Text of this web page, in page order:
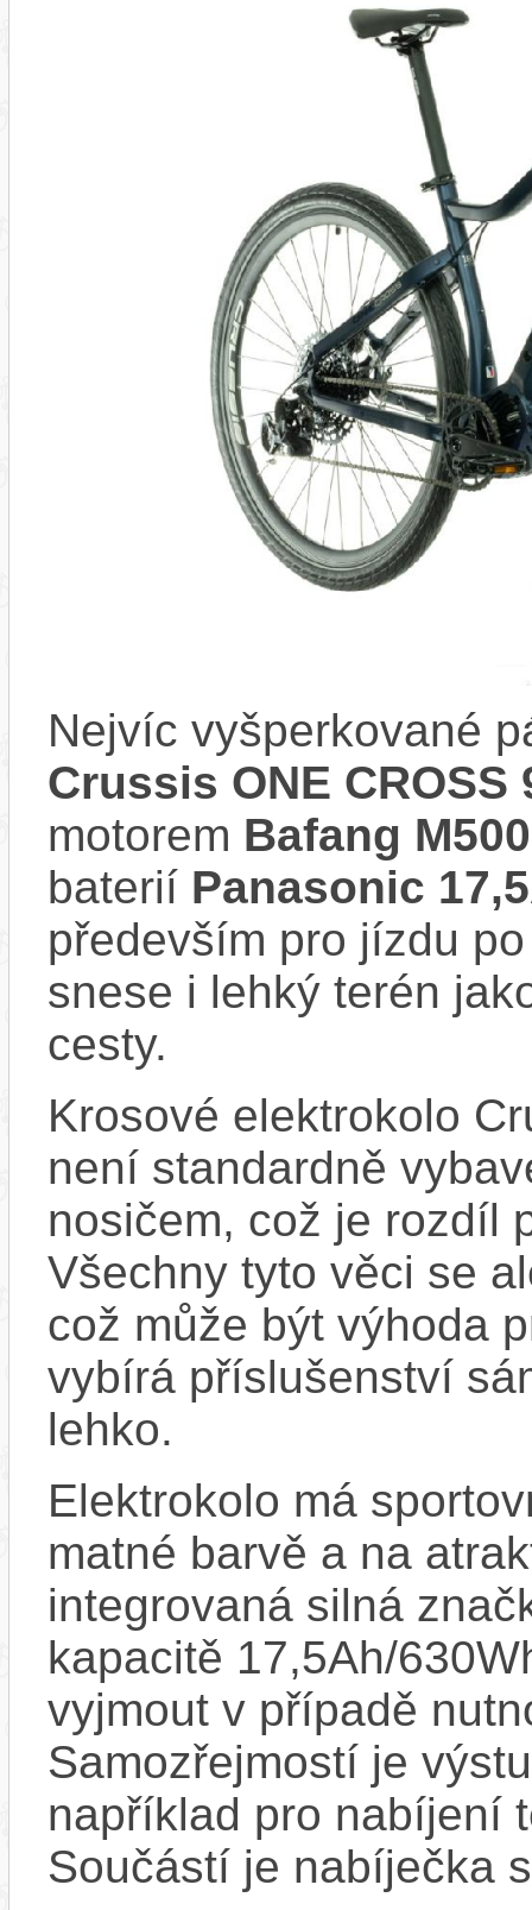
Nejvíc vyšperkované
Crussis ONE CROSS
motorem Bafang
baterií Panasonic
především pro jízdu
snese i lehký terén
cesty.
Krosové elektrokolo
není standardně
nosičem, což je rozdíl
Všechny tyto věci se
což může být výhoda
vybírá příslušenství
lehko.
Elektrokolo má
matné barvě a na
integrovaná silná
kapacitě 17,5Ah/
vyjmout v případě
Samozřejmostí je
například pro nabíjení
Součástí je nabíječka